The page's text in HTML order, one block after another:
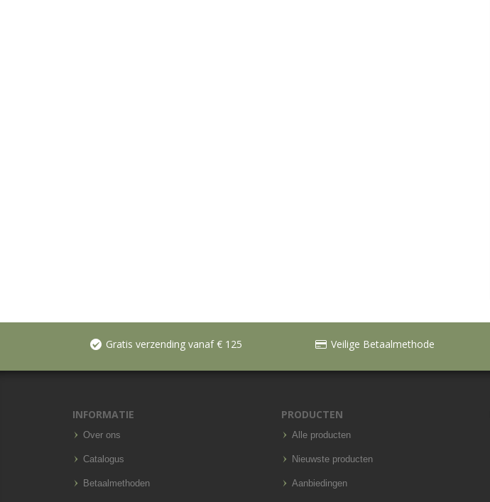
Gratis verzending vanaf € 125 Veilige Betaalmethode
INFORMATIE
Over ons
Catalogus
Betaalmethoden
PRODUCTEN
Alle producten
Nieuwste producten
Aanbiedingen